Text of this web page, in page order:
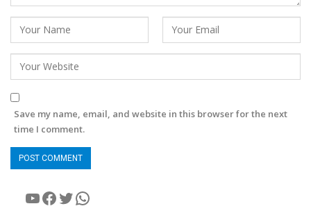
Save my name, email, and website in this browser for the next
time I comment.
YouTube
Facebook
Twitter
WhatsApp